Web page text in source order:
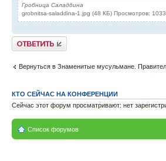
Гробница Саладдина
grobnitsa-saladdina-1.jpg (48 КБ) Просмотров:
Ответить
Вернуться в Знаменитые мусульмане.
КТО СЕЙЧАС НА КОНФЕРЕНЦИИ
Сейчас этот форум просматривают: нет
Список форумов